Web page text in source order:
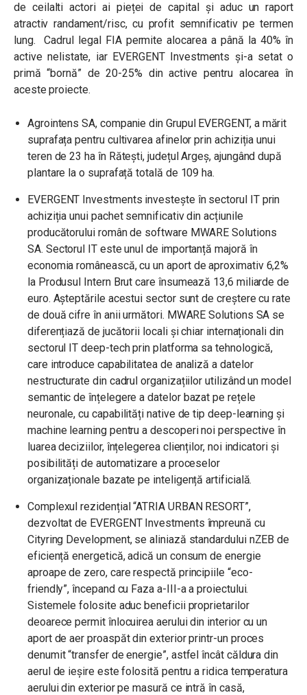
de ceilalti actori ai pieței de capital și aduc un raport
atractiv randament/risc, cu profit semnificativ pe termen
lung. Cadrul legal FIA permite alocarea a până la 40% în
active nelistate, iar EVERGENT Investments și-a setat o
primă “bornă” de 20-25% din active pentru alocarea în
aceste proiecte.
Agrointens SA, companie din Grupul EVERGENT, a mărit
suprafața pentru cultivarea afinelor prin achiziția unui
teren de 23 ha în Rătești, județul Argeș, ajungând după
plantare la o suprafață totală de 109 ha.
EVERGENT Investments investește în sectorul IT prin
achiziția unui pachet semnificativ din acțiunile
producătorului român de software MWARE Solutions
SA. Sectorul IT este unul de importanță majoră în
economia românească, cu un aport de aproximativ 6,2%
la Produsul Intern Brut care însumează 13,6 miliarde de
euro. Așteptările acestui sector sunt de creștere cu rate
de două cifre în anii următori. MWARE Solutions SA se
diferențiază de jucătorii locali și chiar internaționali din
sectorul IT deep-tech prin platforma sa tehnologică,
care introduce capabilitatea de analiză a datelor
nestructurate din cadrul organizațiilor utilizând un model
semantic de înțelegere a datelor bazat pe rețele
neuronale, cu capabilități native de tip deep-learning și
machine learning pentru a descoperi noi perspective în
luarea deciziilor, înțelegerea clienților, noi indicatori și
posibilități de automatizare a proceselor
organizaționale bazate pe inteligență artificială.
Complexul rezidențial “ATRIA URBAN RESORT”,
dezvoltat de EVERGENT Investments împreună cu
Cityring Development, se aliniază standardului nZEB de
eficiență energetică, adică un consum de energie
aproape de zero, care respectă principiile “eco-
friendly”, începand cu Faza a-III-a a proiectului.
Sistemele folosite aduc beneficii proprietarilor
deoarece permit înlocuirea aerului din interior cu un
aport de aer proaspăt din exterior printr-un proces
denumit “transfer de energie”, astfel încât căldura din
aerul de ieșire este folosită pentru a ridica temperatura
aerului din exterior pe masură ce intră în casă,